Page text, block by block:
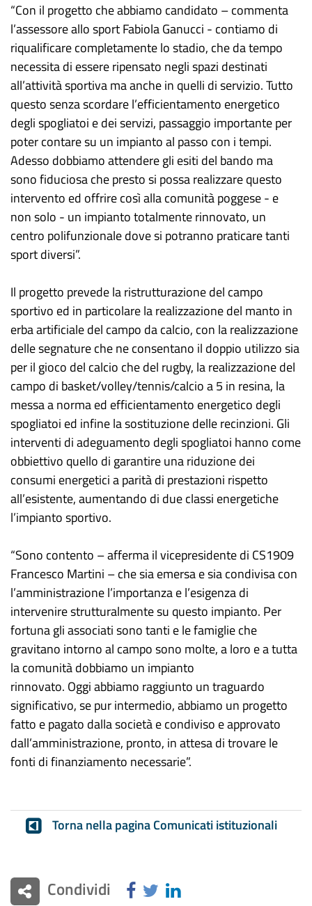
“Con il progetto che abbiamo candidato – commenta
l’assessore allo sport Fabiola Ganucci - contiamo di
riqualificare completamente lo stadio, che da tempo
necessita di essere ripensato negli spazi destinati
all’attività sportiva ma anche in quelli di servizio. Tutto
questo senza scordare l’efficientamento energetico
degli spogliatoi e dei servizi, passaggio importante per
poter contare su un impianto al passo con i tempi.
Adesso dobbiamo attendere gli esiti del bando ma
sono fiduciosa che presto si possa realizzare questo
intervento ed offrire così alla comunità poggese - e
non solo - un impianto totalmente rinnovato, un
centro polifunzionale dove si potranno praticare tanti
sport diversi”.
Il progetto prevede la ristrutturazione del campo
sportivo ed in particolare la realizzazione del manto in
erba artificiale del campo da calcio, con la realizzazione
delle segnature che ne consentano il doppio utilizzo sia
per il gioco del calcio che del rugby, la realizzazione del
campo di basket/volley/tennis/calcio a 5 in resina, la
messa a norma ed efficientamento energetico degli
spogliatoi ed infine la sostituzione delle recinzioni. Gli
interventi di adeguamento degli spogliatoi hanno come
obbiettivo quello di garantire una riduzione dei
consumi energetici a parità di prestazioni rispetto
all’esistente, aumentando di due classi energetiche
l’impianto sportivo.
“Sono contento – afferma il vicepresidente di CS1909
Francesco Martini – che sia emersa e sia condivisa con
l’amministrazione l’importanza e l’esigenza di
intervenire strutturalmente su questo impianto. Per
fortuna gli associati sono tanti e le famiglie che
gravitano intorno al campo sono molte, a loro e a tutta
la comunità dobbiamo un impianto
rinnovato. Oggi abbiamo raggiunto un traguardo
significativo, se pur intermedio, abbiamo un progetto
fatto e pagato dalla società e condiviso e approvato
dall’amministrazione, pronto, in attesa di trovare le
fonti di finanziamento necessarie”.
Torna nella pagina Comunicati istituzionali
Condividi